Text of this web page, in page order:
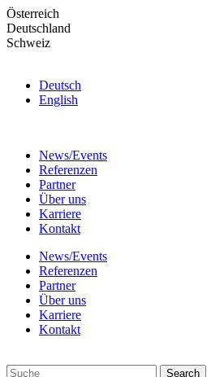
Skip
to
the
Österreich
Deutschland
Schweiz
Deutsch
English
News/Events
Referenzen
Partner
Über uns
Karriere
Kontakt
News/Events
Referenzen
Partner
Über uns
Karriere
Kontakt